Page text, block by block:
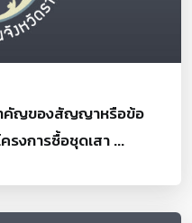
ำคัญของสัญญาหรือข้อ
รงการซื้อชุดเสา ...